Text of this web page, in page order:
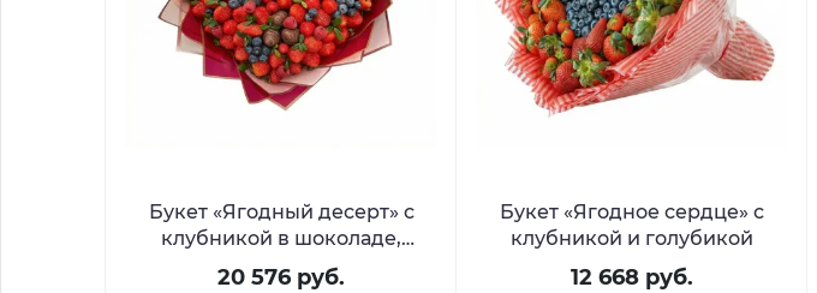
Букет «Ягодный десерт» с
клубникой в шоколаде,
голубикой и малиной
20 576 руб.
Букет «Ягодное сердце» с
клубникой и голубикой
12 668 руб.